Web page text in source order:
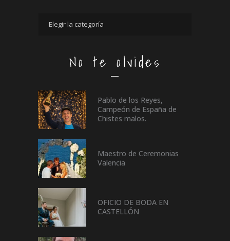
No te olvides
Pablo de los Reyes,
Campeón de España de
Chistes malos.
Maestro de Ceremonias
Valencia
OFICIO DE BODA EN
CASTELLÓN